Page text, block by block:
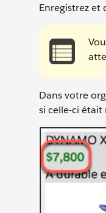
Enregistrez et
Dans votre
si celle-ci était